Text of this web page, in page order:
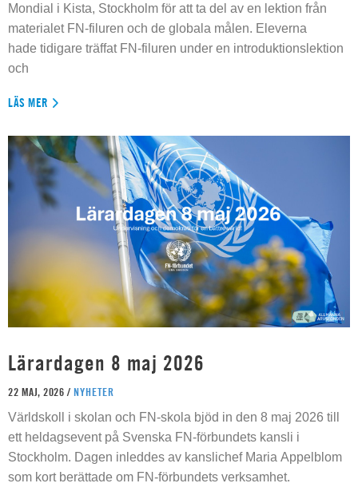
Mondial i Kista, Stockholm för att ta del av en lektion från
materialet FN-filuren och de globala målen. Eleverna
hade tidigare träffat FN-filuren under en introduktionslektion
och
LÄS MER
Lärardagen 8 maj 2026
22 MAJ, 2026 / NYHETER
Världskoll i skolan och FN-skola bjöd in den 8 maj 2026 till
ett heldagsevent på Svenska FN-förbundets kansli i
Stockholm. Dagen inleddes av kanslichef Maria Appelblom
som kort berättade om FN-förbundets verksamhet.